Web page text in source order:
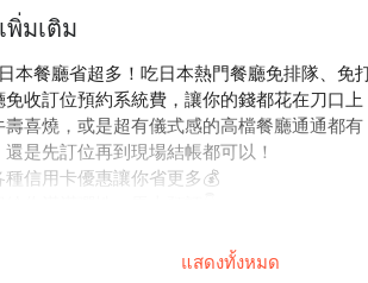
พิ่มเติม
本餐廳省超多！吃日本熱門餐廳免排隊、免
收訂位預約系統費，讓你的錢都花在刀口上
喜燒，或是超有儀式感的高檔餐廳通通都有
是先訂位再到現場結帳都可以！
信用卡優惠讓你省更多💰
แสดงทั้งหมด